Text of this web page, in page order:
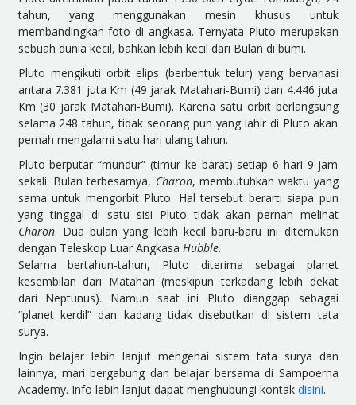
tahun, yang menggunakan mesin khusus untuk
membandingkan foto di angkasa. Ternyata Pluto merupakan
sebuah dunia kecil, bahkan lebih kecil dari Bulan di bumi.
Pluto mengikuti orbit elips (berbentuk telur) yang bervariasi
antara 7.381 juta Km (49 jarak Matahari-Bumi) dan 4.446 juta
Km (30 jarak Matahari-Bumi). Karena satu orbit berlangsung
selama 248 tahun, tidak seorang pun yang lahir di Pluto akan
pernah mengalami satu hari ulang tahun.
Pluto berputar “mundur” (timur ke barat) setiap 6 hari 9 jam
sekali. Bulan terbesarnya, Charon, membutuhkan waktu yang
sama untuk mengorbit Pluto. Hal tersebut berarti siapa pun
yang tinggal di satu sisi Pluto tidak akan pernah melihat
Charon. Dua bulan yang lebih kecil baru-baru ini ditemukan
dengan Teleskop Luar Angkasa Hubble.
Selama bertahun-tahun, Pluto diterima sebagai planet
kesembilan dari Matahari (meskipun terkadang lebih dekat
dari Neptunus). Namun saat ini Pluto dianggap sebagai
“planet kerdil” dan kadang tidak disebutkan di sistem tata
surya.
Ingin belajar lebih lanjut mengenai sistem tata surya dan
lainnya, mari bergabung dan belajar bersama di Sampoerna
Academy. Info lebih lanjut dapat menghubungi kontak disini.